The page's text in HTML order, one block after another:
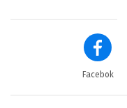
Facebok